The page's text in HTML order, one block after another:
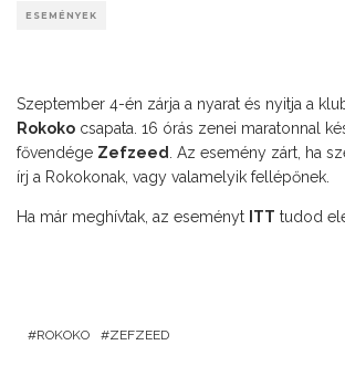
ESEMÉNYEK
Szeptember 4-én zárja a nyarat és nyitja a
Rokoko csapata. 16 órás zenei maratonnal
fővendége Zefzeed
. Az esemény zárt, ha
írj a Rokokonak, vagy valamelyik fellépőnek.
Ha már meghívtak, az eseményt ITT tudod
ROKOKO ZEFZEED